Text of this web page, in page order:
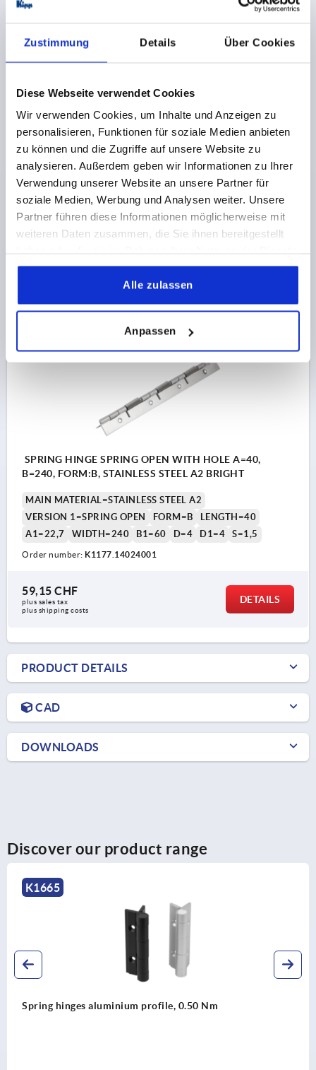
Zustimmung Details Über Cookies
Diese Webseite verwendet Cookies
Wir verwenden Cookies, um Inhalte und Anzeigen zu
personalisieren, Funktionen für soziale Medien anbieten
zu können und die Zugriffe auf unsere Website zu
analysieren. Außerdem geben wir Informationen zu Ihrer
Verwendung unserer Website an unsere Partner für
soziale Medien, Werbung und Analysen weiter. Unsere
Partner führen diese Informationen möglicherweise mit
weiteren Daten zusammen, die Sie ihnen bereitgestellt
gesammelt haben.
Alle zulassen
Anpassen
SPRING HINGE SPRING OPEN WITHOUT HOLE A=40,
B=240, FORM:A, STAINLESS STEEL A2 BRIGHT
MAIN MATERIAL=STAINLESS STEEL A2
VERSION 1=SPRING OPEN
FORM=A
LENGTH=40
WIDTH=240
D1=4 S=1,5
SPRING HINGE SPRING OPEN WITH HOLE A=40,
B=240, FORM:B, STAINLESS STEEL A2 BRIGHT
MAIN MATERIAL=STAINLESS STEEL A2
VERSION 1=SPRING OPEN
FORM=B
LENGTH=40
A1=22,7
WIDTH=240 B1=60 D=4 D1=4 S=1,5
Order number: K1177.14024001
59,15 CHF
plus sales tax
plus shipping costs
DETAILS
PRODUCT DETAILS
CAD
DOWNLOADS
Discover our product range
Spring hinges aluminium profile, 3.8 Nm